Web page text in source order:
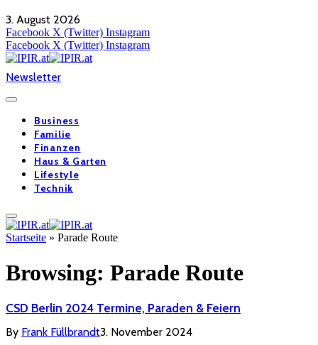
3. August 2026
Facebook X (Twitter) Instagram
Facebook X (Twitter) Instagram
Newsletter
Business
Familie
Finanzen
Haus & Garten
Lifestyle
Technik
Startseite » Parade Route
Browsing: Parade Route
CSD Berlin 2024 Termine, Paraden & Feiern
By Frank Füllbrandt3. November 2024